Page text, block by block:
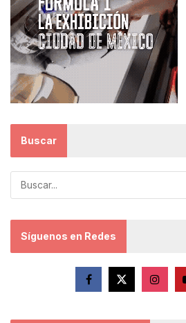
Buscar
Síguenos en Redes